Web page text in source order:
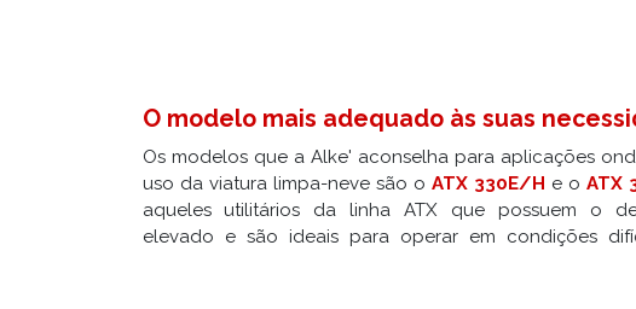
O modelo mais adequado às suas
Os modelos que a Alke' aconselha para aplicações
uso da viatura limpa-neve são o ATX 330E/H e o ATX
aqueles utilitários da linha ATX que possuem o
elevado e são ideais para operar em condições
limpa-neves da Alke' são uma dos poucos utilitários no